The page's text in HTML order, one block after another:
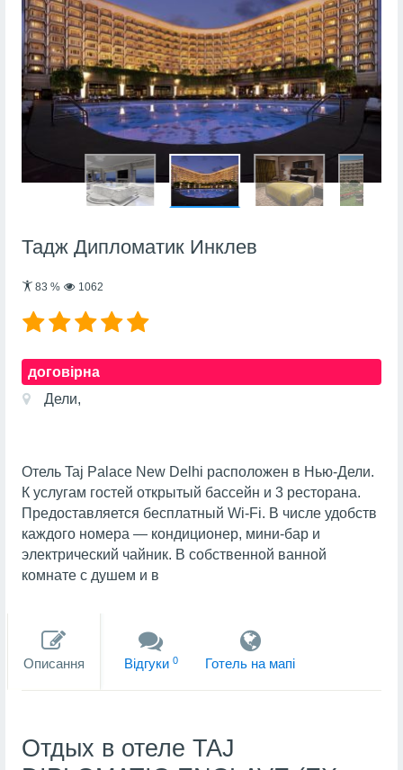
Тадж Дипломатик Инклев
83 % 1062
договірна
Дели,
Отель Taj Palace New Delhi расположен в Нью-Дели.
К услугам гостей открытый бассейн и 3 ресторана.
Предоставляется бесплатный Wi-Fi. В числе удобств
каждого номера — кондиционер, мини-бар и
электрический чайник. В собственной ванной
комнате с душем и в
Описання Вiдгуки 0 Готель на мапi
Отдых в отеле TAJ